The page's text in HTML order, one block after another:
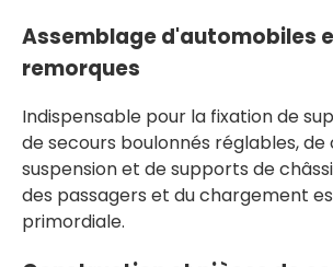
Assemblage d'automobiles
remorques
Indispensable pour la fixation de
de secours boulonnés réglables,
suspension et de supports de
des passagers et du chargement
primordiale.